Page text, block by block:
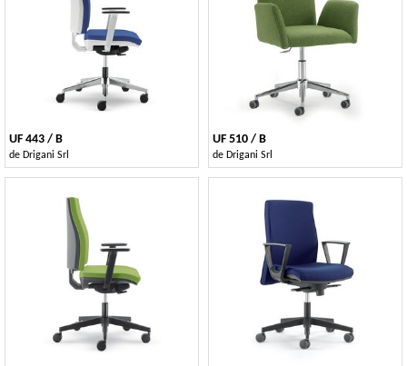
UF 443 / B
de Drigani Srl
UF 510 / B
de Drigani Srl